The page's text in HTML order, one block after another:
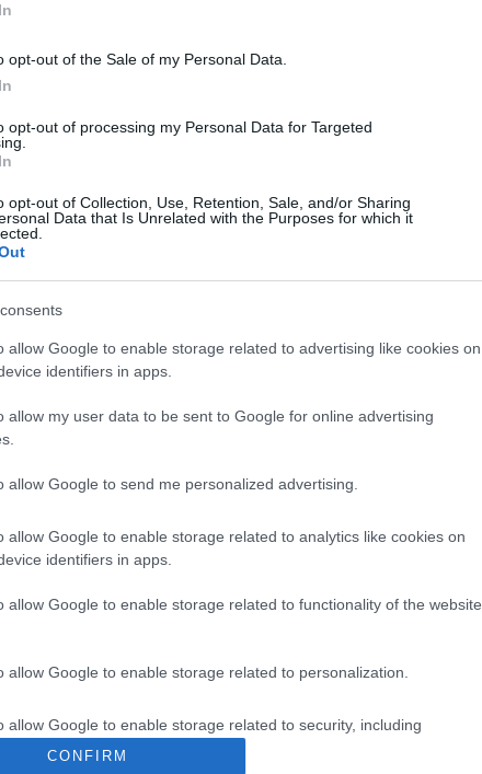
opt-out of the Sale of my Personal Data.
opt-out of processing my Personal Data for Targeted
opt-out of Collection, Use, Retention, Sale, and/or Sharing
Data that Is Unrelated with the Purposes for which it
allow Google to enable storage related to advertising like cookies on
identifiers in apps.
allow my user data to be sent to Google for online advertising
allow Google to send me personalized advertising.
allow Google to enable storage related to analytics like cookies on
identifiers in apps.
allow Google to enable storage related to functionality of the website
allow Google to enable storage related to personalization.
allow Google to enable storage related to security, including
functionality and fraud prevention, and other user protection.
CONFIRM
című sorozatának egykori sztárja,
a stúdióba. Elmesélték, hogyan
úgy, hogy Gödöllőn rendezkednek be. A
a színész hosszabb időt töltött
pedig továbblépett.
legyen a Google-találatokban!